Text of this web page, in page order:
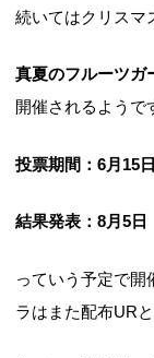
続いてはクリスマ
真夏のフルーツガ
開催されるようで
投票期間：6月15
結果発表：8月5日
っていう予定で開
ラはまた配布UR